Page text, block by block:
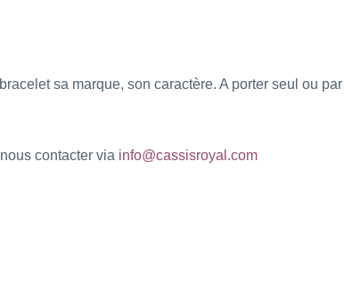
sa marque, son caractère. A porter seul ou
contacter via info@cassisroyal.com